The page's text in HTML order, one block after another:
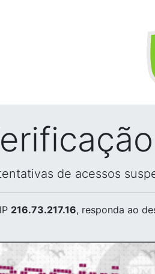
de acessos
216.73.217.16, responda ao